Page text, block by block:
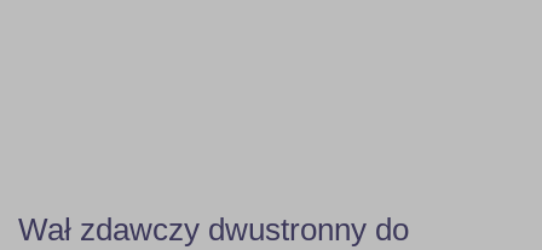
Wał zdawczy dwustronny do